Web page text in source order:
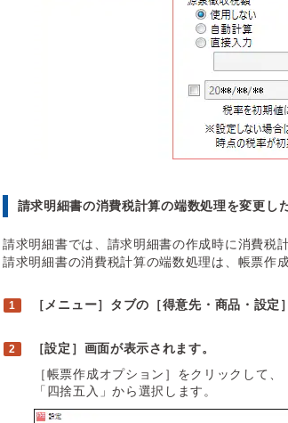
請求明細書の消費税計算の端数処理を変更し
請求明細書では、請求明細書の作成時に消費税
請求明細書の消費税計算の端数処理は、帳票作
［メニュー］タブの［得意先・商品・設
［設定］画面が表示されます。
［帳票作成オプション］をクリックして
「四捨五入」から選択します。